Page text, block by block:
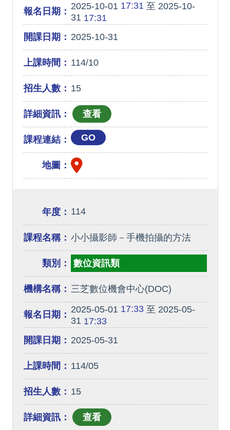
報名日期： 2025-10-01 17:31至 2025-10-
3117:31
開課日期： 2025-10-31
上課時間： 114/10
招生人數： 15
詳細資訊：
課程連結： GO
地圖：
年度： 114
課程名稱： 小小攝影師－手機拍攝的方法
類別： 數位資訊類
機構名稱： 三芝數位機會中心(DOC)
報名日期： 2025-05-01 17:33至 2025-05-
3117:33
開課日期： 2025-05-31
上課時間： 114/05
招生人數： 15
詳細資訊：